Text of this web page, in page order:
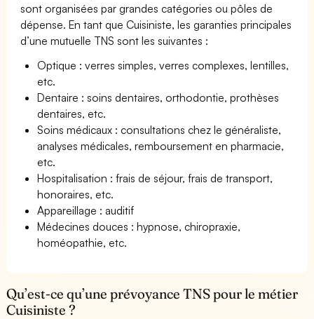
sont organisées par grandes catégories ou pôles de
dépense. En tant que Cuisiniste, les garanties principales
d’une mutuelle TNS sont les suivantes :
Optique : verres simples, verres complexes, lentilles,
etc.
Dentaire : soins dentaires, orthodontie, prothèses
dentaires, etc.
Soins médicaux : consultations chez le généraliste,
analyses médicales, remboursement en pharmacie,
etc.
Hospitalisation : frais de séjour, frais de transport,
honoraires, etc.
Appareillage : auditif
Médecines douces : hypnose, chiropraxie,
homéopathie, etc.
Qu’est-ce qu’une prévoyance TNS pour le métier
Cuisiniste ?